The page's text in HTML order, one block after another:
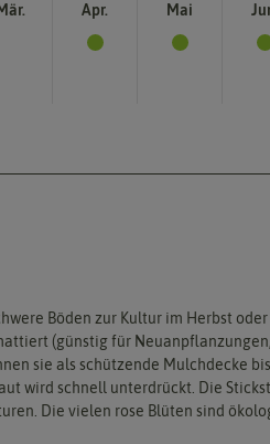
Mär. Apr. Mai
Böden zur Kultur im Herbst
(günstig für
sie als schützende Mulchdecke
wird schnell unterdrückt. Die
Die vielen rose Blüten sind